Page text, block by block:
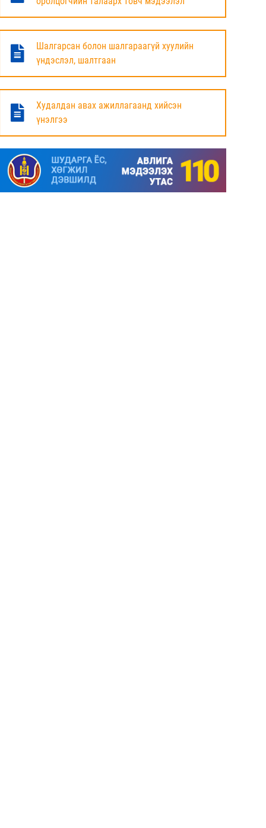
ХҮЛЭЭЛЦЭЖ БАЙНА
6 сар
МАЛ ТООЛЛОГЫН НЭГДСЭН ДҮНГ
ТАНИЛЦУУЛЛАА.
6 сар
НИЙСЛЭЛИЙН ИРГЭДИЙН
ТӨЛӨӨЛӨГЧДИЙН ХУРЛЫН ДАРГА, ЗАСАГ
ДАРГА НАРТАЙ ЦАХИМ УУЛЗАЛТ ХИЙЖ
БАЙНА
Шалгарсан болон шалгараагүй хуулийн
үндэслэл, шалтгаан
Худалдан авах ажиллагаанд хийсэн
үнэлгээ